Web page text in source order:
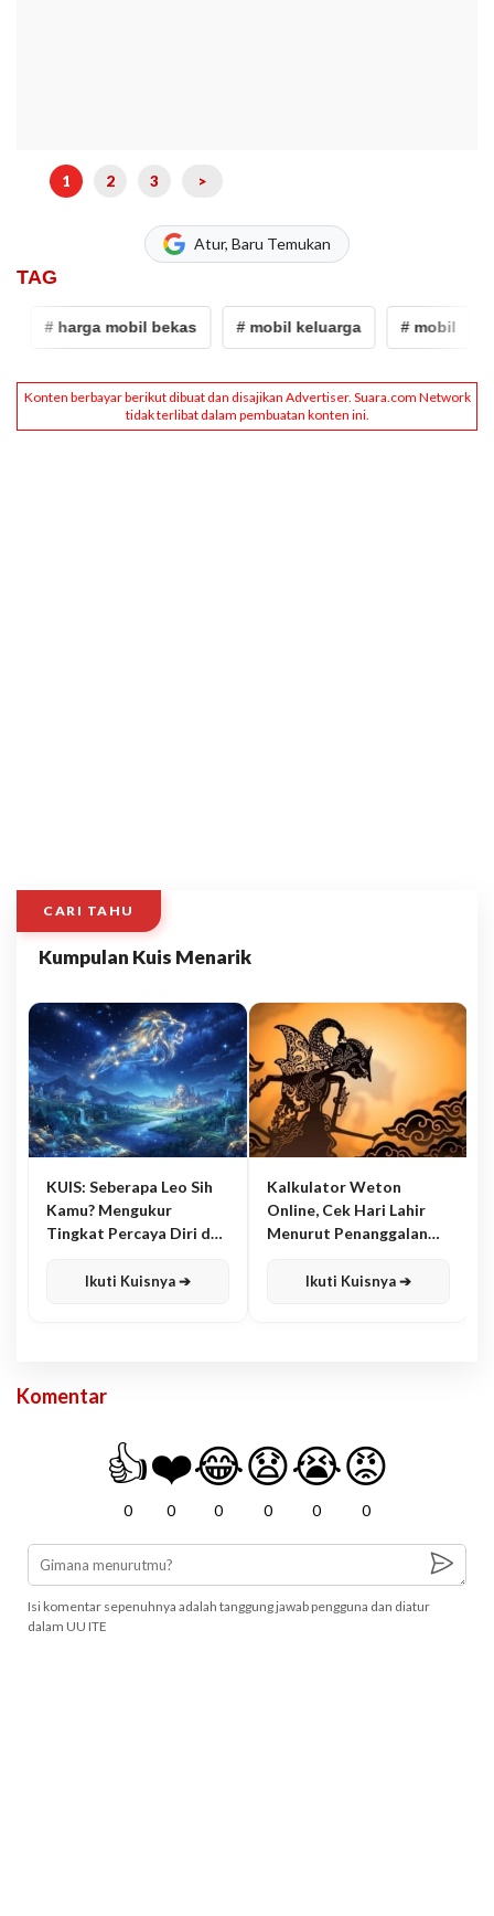
1 2 3 >
Atur, Baru Temukan
TAG
# harga mobil bekas # mobil keluarga # mobil
CARI TAHU
Kumpulan Kuis Menarik
KUIS: Seberapa Leo Sih
Kamu? Mengukur
Tingkat Percaya Diri dan
Ikuti Kuisnya ➔
Kalkulator Weton
Online, Cek Hari Lahir
Menurut Penanggalan
Ikuti Kuisnya ➔
Komentar
👍
0
❤️
0
😂
0
😧
0
😭
0
😡
0
Isi komentar sepenuhnya adalah tanggung jawab pengguna dan diatur
dalam UU ITE